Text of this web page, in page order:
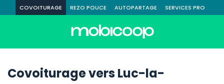
COVOITURAGE REZO POUCE AUTOPARTAGE SERVICES PRO
Covoiturage vers Luc-la-